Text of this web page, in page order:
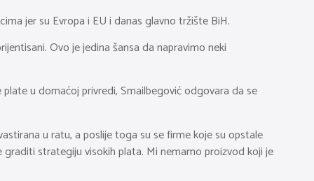
jer su Evropa i EU i danas glavno tržište BiH.
Ovo je jedina šansa da napravimo neki
u domaćoj privredi, Smailbegović odgovara da se
u ratu, a poslije toga su se firme koje su opstale
strategiju visokih plata. Mi nemamo proizvod koji je